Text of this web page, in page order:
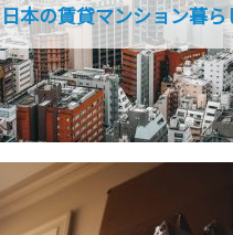
日本の賃貸マンション暮ら